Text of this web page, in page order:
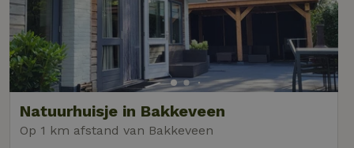
Natuurhuisje in Bakkeveen
Op 1 km afstand van Bakkeveen